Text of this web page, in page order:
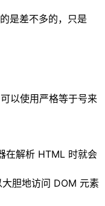
是差不多的，只是
以使用严格等于号来
在解析 HTML 时就会
胆地访问 DOM 元素